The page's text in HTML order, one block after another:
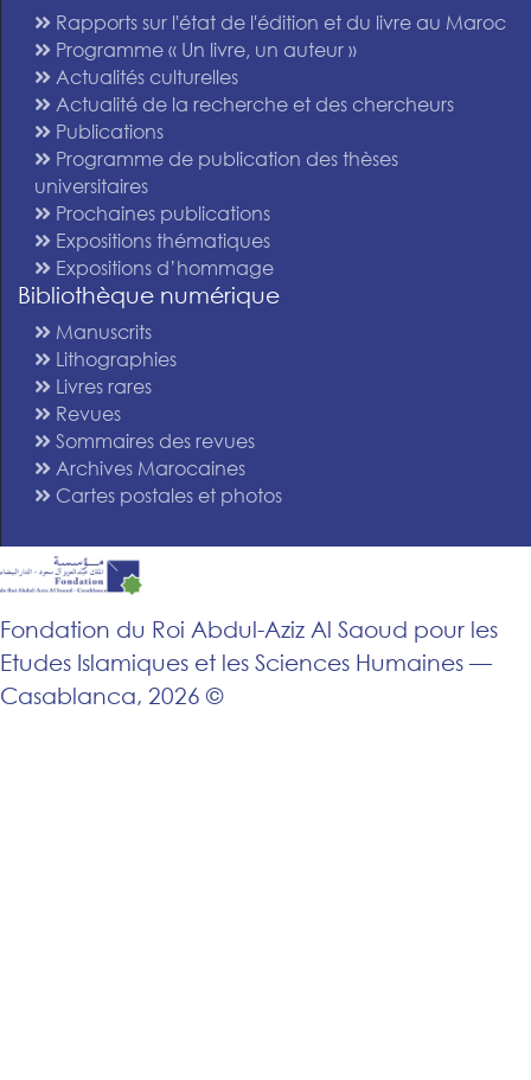
Rapports sur l'état de l'édition et du livre au Maroc
Programme « Un livre, un auteur »
Actualités culturelles
Actualité de la recherche et des chercheurs
Publications
Programme de publication des thèses
universitaires
Prochaines publications
Expositions thématiques
Expositions d’hommage
Bibliothèque numérique
Manuscrits
Lithographies
Livres rares
Revues
Sommaires des revues
Archives Marocaines
Cartes postales et photos
Fondation du Roi Abdul-Aziz Al Saoud pour les
Etudes Islamiques et les Sciences Humaines —
Casablanca, 2026 ©